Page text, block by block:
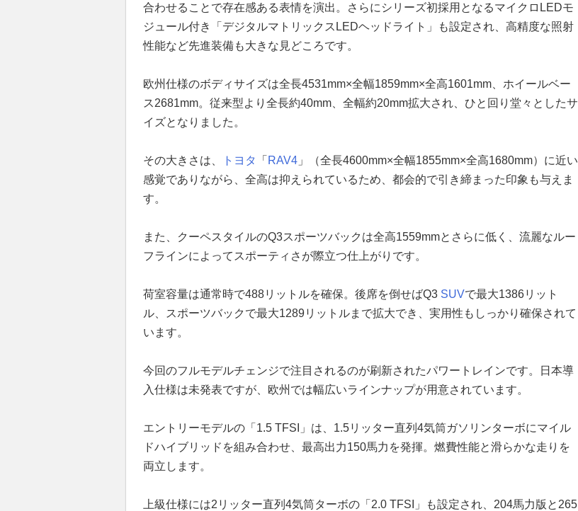
合わせることで存在感ある表情を演出。さらにシリーズ初採用となるマイクロLEDモ
ジュール付き「デジタルマトリックスLEDヘッドライト」も設定され、高精度な照射
性能など先進装備も大きな見どころです。
欧州仕様のボディサイズは全長4531mm×全幅1859mm×全高1601mm、ホイールベー
ス2681mm。従来型より全長約40mm、全幅約20mm拡大され、ひと回り堂々としたサ
イズとなりました。
その大きさは、 トヨタ 「 RAV4 」（全長4600mm×全幅1855mm×全高1680mm）に近い
感覚でありながら、全高は抑えられているため、都会的で引き締まった印象も与えま
す。
また、クーペスタイルのQ3スポーツバックは全高1559mmとさらに低く、流麗なルー
フラインによってスポーティさが際立つ仕上がりです。
荷室容量は通常時で488リットルを確保。後席を倒せばQ3 SUVで最大1386リット
ル、スポーツバックで最大1289リットルまで拡大でき、実用性もしっかり確保されて
います。
今回のフルモデルチェンジで注目されるのが刷新されたパワートレインです。日本導
入仕様は未発表ですが、欧州では幅広いラインナップが用意されています。
エントリーモデルの「1.5 TFSI」は、1.5リッター直列4気筒ガソリンターボにマイル
ドハイブリッドを組み合わせ、最高出力150馬力を発揮。燃費性能と滑らかな走りを
両立します。
上級仕様には2リッター直列4気筒ターボの「2.0 TFSI」も設定され、204馬力版と265